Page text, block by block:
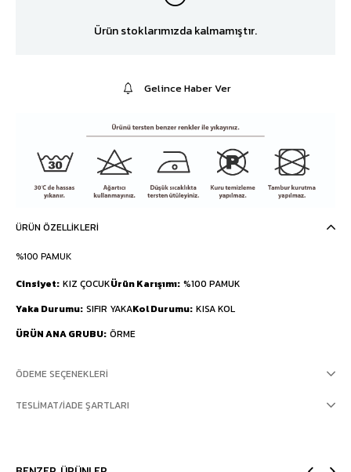
Ürün stoklarımızda kalmamıştır.
Gelince Haber Ver
ÜRÜN ÖZELLIKLERI
%100 PAMUK
Cinsiyet KIZ ÇOCUKÜrün Karışımı %100 PAMUK
Yaka Durumu SIFIR YAKAKol Durumu KISA KOL
ÜRÜN ANA GRUBU ÖRME
ÖDEME SEÇENEKLERI
TESLIMAT/İADE ŞARTLARI